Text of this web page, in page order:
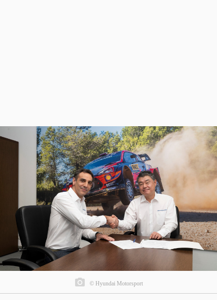
© Hyundai Motorsport